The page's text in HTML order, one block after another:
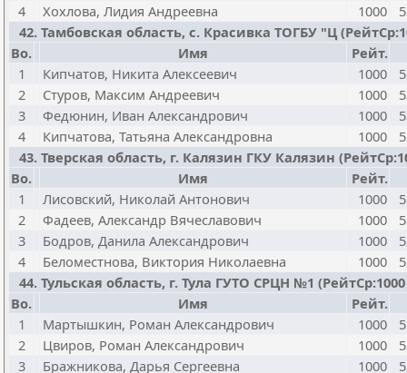
4
Хохлова, Лидия Андреевна 1000
42. Тамбовская область, с. Красивка ТОГБУ "Ц
Bo.
Имя
Рейт.
1
Кипчатов, Никита Алексеевич 1000
2
Стуров, Максим Андреевич 1000
3
Федюнин, Иван Александрович 1000
4
Кипчатова, Татьяна Александровна 1000
43. Тверская область, г. Калязин ГКУ Калязин
Bo.
Имя
Рейт.
1
Лисовский, Николай Антонович 1000
2
Фадеев, Александр Вячеславович 1000
3
Бодров, Данила Александрович 1000
4
Беломестнова, Виктория Николаевна 1000
44. Тульская область, г. Тула ГУТО СРЦН №1
Bo.
Имя
Рейт.
1
Мартышкин, Роман Александрович 1000
2
Цвиров, Роман Александрович 1000
3
Бражникова, Дарья Сергеевна 1000